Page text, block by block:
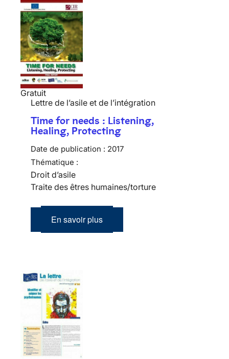
Gratuit
Lettre de l’asile et de l’intégration
Time for needs : Listening,
Healing, Protecting
Date de publication : 2017
Thématique :
Droit d’asile
Traite des êtres humaines/torture
En savoir plus